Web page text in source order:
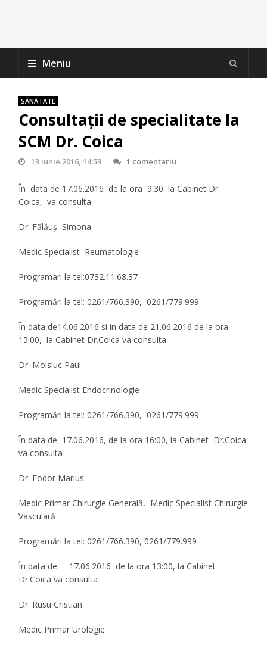
Meniu
SĂNĂTATE
Consultații de specialitate la
SCM Dr. Coica
13 iunie 2016, 14:53 1 comentariu
În data de 17.06.2016 de la ora 9:30la Cabinet Dr.
Coica, va consulta
Dr. Fălăuş Simona
Medic Specialist Reumatologie
Programari la tel:0732.11.68.37
Programări la tel: 0261/766.390, 0261/779.999
În data de14.06.2016 si in data de 21.06.2016 de la ora
15:00, la Cabinet Dr.Coica va consulta
Dr. Moisiuc Paul
Medic Specialist Endocrinologie
Programări la tel: 0261/766.390, 0261/779.999
În data de 17.06.2016, de la ora 16:00,la Cabinet Dr.Coica
va consulta
Dr. Fodor Marius
Medic Primar Chirurgie Generală, Medic Specialist Chirurgie
Vasculară
Programări la tel: 0261/766.390, 0261/779.999
În data de 17.06.2016 de la ora 13:00,la Cabinet
Dr.Coica va consulta
Dr. Rusu Cristian
Medic Primar Urologie